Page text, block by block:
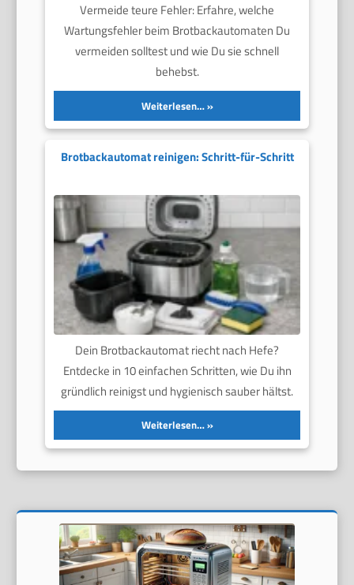
Vermeide teure Fehler: Erfahre, welche
Wartungsfehler beim Brotbackautomaten Du
vermeiden solltest und wie Du sie schnell
behebst.
Weiterlesen…
Brotbackautomat reinigen: Schritt-für-Schritt
Dein Brotbackautomat riecht nach Hefe?
Entdecke in 10 einfachen Schritten, wie Du ihn
gründlich reinigst und hygienisch sauber hältst.
Weiterlesen…